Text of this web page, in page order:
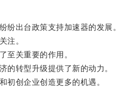
出台政策支持加速器的发展。
注。
关重要的作用。
转型升级提供了新的动力。
创企业创造更多的机遇。